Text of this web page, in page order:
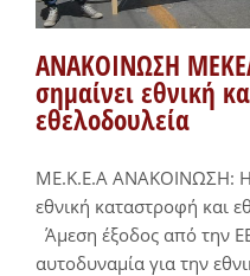
ΑΝΑΚΟΙΝΩΣΗ
σημαίνει εθνική
εθελοδουλεία
ΜΕ.Κ.Ε.Α ΑΝΑΚΟΙΝΩΣΗ: Η
εθνική καταστροφή και
Άμεση έξοδος από την
αυτοδυναμία για την